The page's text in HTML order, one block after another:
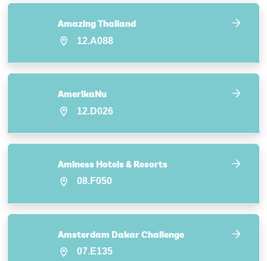
Amazing Thailand
12.A088
AmerikaNu
12.D026
Aminess Hotels & Resorts
08.F050
Amsterdam Dakar Challenge
07.E135